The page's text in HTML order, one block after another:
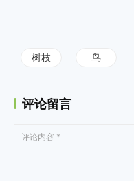
树枝 鸟
评论留言